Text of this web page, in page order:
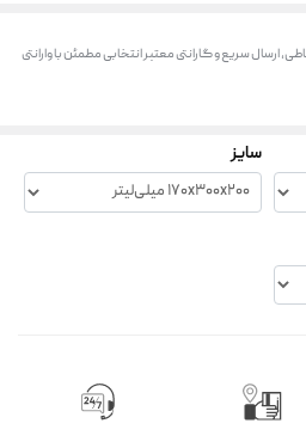
ارسال سریع و گارانتی معتبر انتخابی مطمئن با وارانتی
سایز